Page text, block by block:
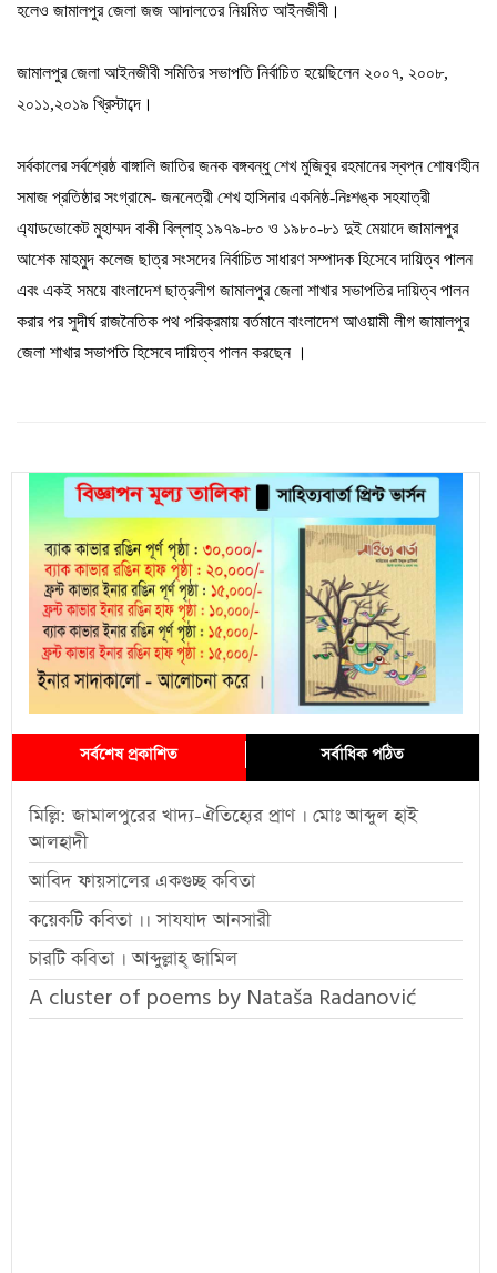
হলেও জামালপুর জেলা জজ আদালতের নিয়মিত আইনজীবী।
জামালপুর জেলা আইনজীবী সমিতির সভাপতি নির্বাচিত হয়েছিলেন ২০০৭, ২০০৮,
২০১১,২০১৯ খ্রিস্টাব্দে।
সর্বকালের সর্বশ্রেষ্ঠ বাঙ্গালি জাতির জনক বঙ্গবন্ধু শেখ মুজিবুর রহমানের স্বপ্ন শোষণহীন
সমাজ প্রতিষ্ঠার সংগ্রামে- জননেত্রী শেখ হাসিনার একনিষ্ঠ-নিঃশঙ্ক সহযাত্রী
এ্যাডভোকেট মুহাম্মদ বাকী বিল্লাহ্ ১৯৭৯-৮০ ও ১৯৮০-৮১ দুই মেয়াদে জামালপুর
আশেক মাহমুদ কলেজ ছাত্র সংসদের নির্বাচিত সাধারণ সম্পাদক হিসেবে দায়িত্ব পালন
এবং একই সময়ে বাংলাদেশ ছাত্রলীগ জামালপুর জেলা শাখার সভাপতির দায়িত্ব পালন
করার পর সুদীর্ঘ রাজনৈতিক পথ পরিক্রমায় বর্তমানে বাংলাদেশ আওয়ামী লীগ জামালপুর
জেলা শাখার সভাপতি হিসেবে দায়িত্ব পালন করছেন ।
সর্বশেষ প্রকাশিত সর্বাধিক পঠিত
মিল্লি: জামালপুরের খাদ্য-ঐতিহ্যের প্রাণ । মোঃ আব্দুল হাই
আলহাদী
আবিদ ফায়সালের একগুচ্ছ কবিতা
কয়েকটি কবিতা ।। সাযযাদ আনসারী
চারটি কবিতা । আব্দুল্লাহ্ জামিল
A cluster of poems by Nataša Radanović